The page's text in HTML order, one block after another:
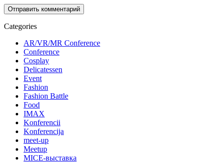
Categories
AR/VR/MR Conference
Conference
Cosplay
Delicatessen
Event
Fashion
Fashion Battle
Food
IMAX
Konferencii
Konferencija
meet-up
Meetup
MICE-выставка